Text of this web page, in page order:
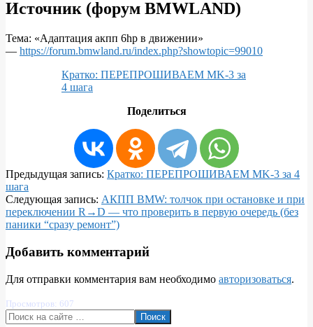
Источник (форум BMWLAND)
Тема: «Адаптация акпп 6hp в движении»
— https://forum.bmwland.ru/index.php?showtopic=99010
Кратко: ПЕРЕПРОШИВАЕМ MK-3 за
4 шага
Поделиться
2026-
01-
06
Предыдущая запись: Кратко: ПЕРЕПРОШИВАЕМ MK-3 за 4
шага
Следующая запись: АКПП BMW: толчок при остановке и при
переключении R→D — что проверить в первую очередь (без
паники “сразу ремонт”)
Добавить комментарий
Для отправки комментария вам необходимо авторизоваться.
Просмотров: 607
Поиск